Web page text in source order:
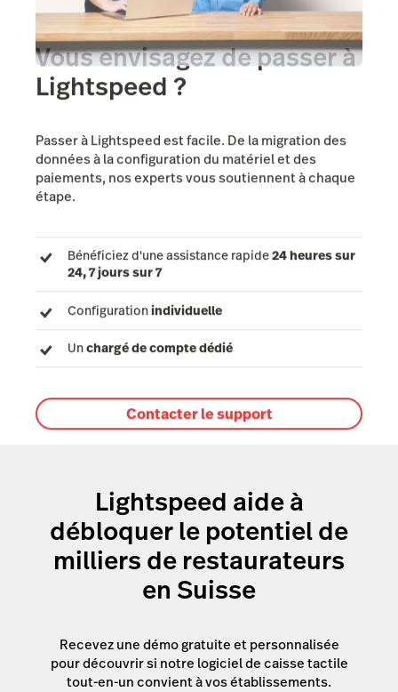
Vous envisagez de passer à
Lightspeed ?
Passer à Lightspeed est facile. De la migration des
données à la configuration du matériel et des
paiements, nos experts vous soutiennent à chaque
étape.
Bénéficiez d'une assistance rapide24 heures sur
24, 7 jours sur 7
Configurationindividuelle
Unchargé de compte dédié
Contacter le support
Lightspeed aide à
débloquer le potentiel de
milliers de restaurateurs
en Suisse
Recevez une démo gratuite et personnalisée
pour découvrir si notre logiciel de caisse tactile
tout-en-un convient à vos établissements.